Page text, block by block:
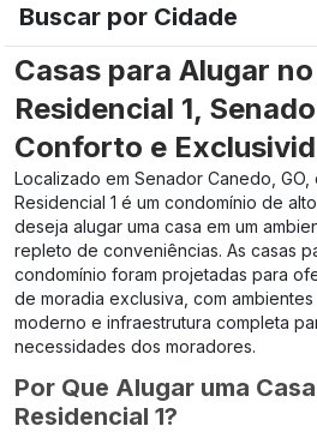
Buscar por Cidade
Casas para Alugar
Residencial 1,
Conforto e
Localizado em Senador Canedo, GO,
Residencial 1 é um condomínio de
deseja alugar uma casa em um
repleto de conveniências. As casas
condomínio foram projetadas para
de moradia exclusiva, com
moderno e infraestrutura completa
necessidades dos moradores.
Por Que Alugar uma
Residencial 1?